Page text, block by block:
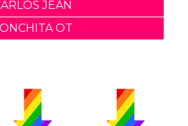
JEAN
OT